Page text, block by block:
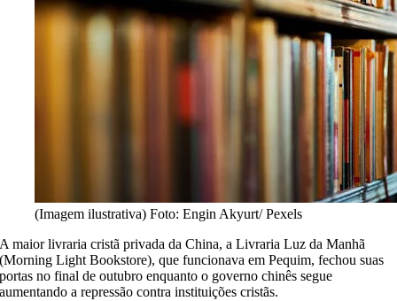
(Imagem ilustrativa)Foto: Engin Akyurt/ Pexels
A maior livraria cristã privada da China, a Livraria Luz da Manhã
(Morning Light Bookstore), que funcionava em Pequim, fechou suas
portas no final de outubro enquanto o governo chinês segue
aumentando a repressão contra instituições cristãs.